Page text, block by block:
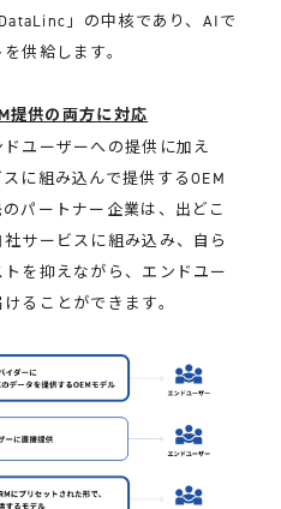
」の中核であり、AIで
供給します。
提供の両方に対応
ユーザーへの提供に加え
に組み込んで提供するOEM
パートナー企業は、出どこ
サービスに組み込み、自ら
を抑えながら、エンドユー
ることができます。